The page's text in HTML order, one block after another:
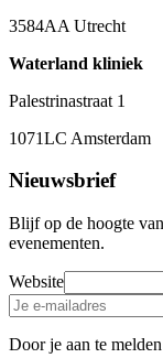
3584AA Utrecht
Waterland kliniek
Palestrinastraat 1
1071LC Amsterdam
Nieuwsbrief
Blijf op de hoogte
evenementen.
Website
Door je aan te